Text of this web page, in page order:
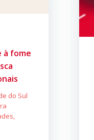
à fome
do Sul